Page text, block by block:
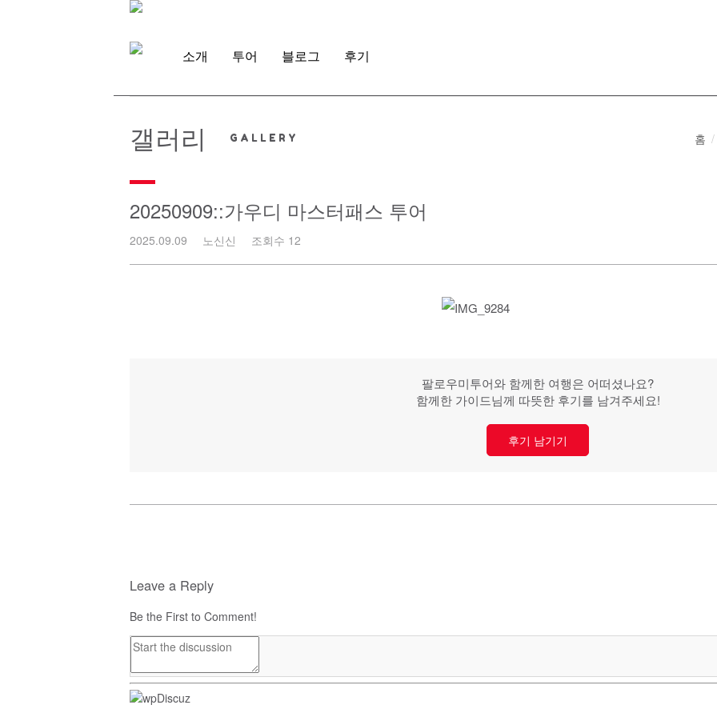
소개 투어 블로그 후기
홈
갤러리
20250909::가우디 마스터패스 투어
2025.09.09 노신신 조회수 12
팔로우미투어와 함께한 여행은 어떠셨나요?
함께한 가이드님께 따뜻한 후기를 남겨주세요!
후기 남기기
Leave a Reply
Be the First to Comment!